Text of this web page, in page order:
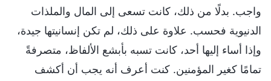
واجب. بدلًا من ذلك، كانت تسعى إلى المال والملذات
الدنيوية فحسب. علاوة على ذلك، لم تكن إنسانيتها جيدة،
وإذا أساء إليها أحد، كانت تسبه بأبشع الألفاظ، متصرفةً
تمامًا كغير المؤمنين. كنت أعرف أنه يجب أن أكشف